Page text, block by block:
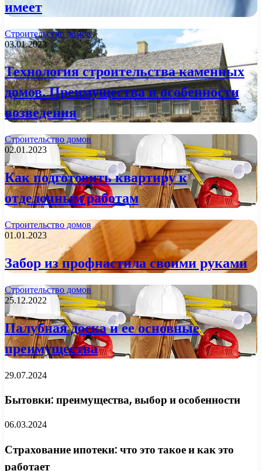
имеет
Строительство домов
03.01.2023
Технология строительства каменных
домов. Преимущества и особенности
возведения
Строительство домов
02.01.2023
Как подготовить квартиру к
отделочным работам
Строительство домов
01.01.2023
Забор из профнастила своими руками
Строительство домов
25.12.2022
Палубная доска и ее основные
преимущества
29.07.2024
Бытовки: преимущества, выбор и особенности
06.03.2024
Страхование ипотеки: что это такое и как это
работает